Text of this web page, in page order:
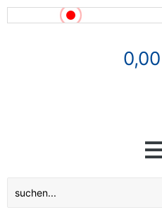
0,00